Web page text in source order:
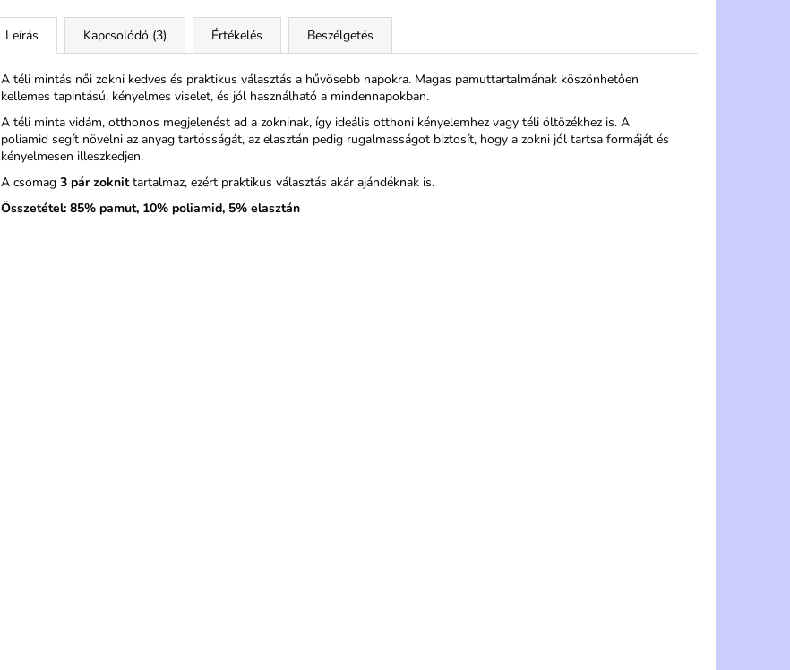
Leírás Kapcsolódó (3) Értékelés Beszélgetés
A téli mintás női zokni kedves és praktikus választás a hűvösebb napokra. Magas pamuttartalmának köszönhetően
kellemes tapintású, kényelmes viselet, és jól használható a mindennapokban.
A téli minta vidám, otthonos megjelenést ad a zokninak, így ideális otthoni kényelemhez vagy téli öltözékhez is. A
poliamid segít növelni az anyag tartósságát, az elasztán pedig rugalmasságot biztosít, hogy a zokni jól tartsa formáját és
kényelmesen illeszkedjen.
A csomag 3 pár zoknittartalmaz, ezért praktikus választás akár ajándéknak is.
Összetétel: 85% pamut, 10% poliamid, 5% elasztán